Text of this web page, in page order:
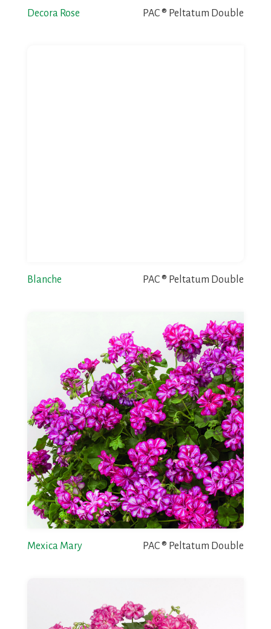
Decora Rose PAC ® Peltatum Double
Blanche PAC ® Peltatum Double
Mexica Mary PAC ® Peltatum Double